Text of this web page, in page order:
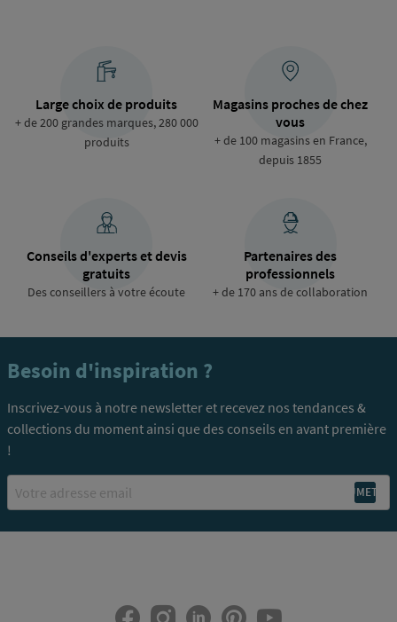
Large choix de produits
+ de 200 grandes marques, 280 000
produits
Magasins proches de chez
vous
+ de 100 magasins en France,
depuis 1855
Conseils d'experts et devis
gratuits
Des conseillers à votre écoute
Partenaires des
professionnels
+ de 170 ans de collaboration
Besoin d'inspiration ?
Inscrivez-vous à notre newsletter et recevez nos tendances &
collections du moment ainsi que des conseils en avant première
!
Email